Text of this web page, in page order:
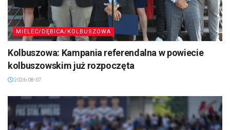
MIELEC/DĘBICA/KOLBUSZOWA
Kolbuszowa: Kampania referendalna w powiecie
kolbuszowskim już rozpoczęta
2026-08-07